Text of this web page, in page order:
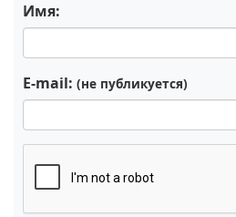
Имя:
E-mail: (не публикуется)